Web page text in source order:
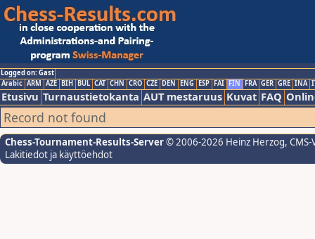
Logged on: Gast
Arabic ARM AZE BIH BUL CAT CHN CRO CZE DEN ENG ESP FAI FIN FRA GER GRE INA
Etusivu Turnaustietokanta AUT mestaruus Kuvat FAQ
Record not found
Chess-Tournament-Results-Server© 2006-2026 Heinz Herzog,
Lakitiedot ja käyttöehdot